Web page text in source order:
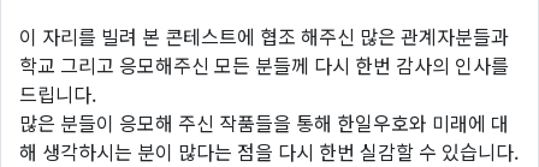
이 자리를 빌려 본 콘테스트에 협조 해주신 많은 관계자분들과
학교 그리고 응모해주신 모든 분들께 다시 한번 감사의 인사를
드립니다.
많은 분들이 응모해 주신 작품들을 통해 한일우호와 미래에 대
해 생각하시는 분이 많다는 점을 다시 한번 실감할 수 있습니다.